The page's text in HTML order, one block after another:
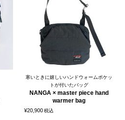
寒いときに嬉しいハンドウォームポケッ
トが付いたバッグ
NANGA × master piece hand
warmer bag
¥20,900税込